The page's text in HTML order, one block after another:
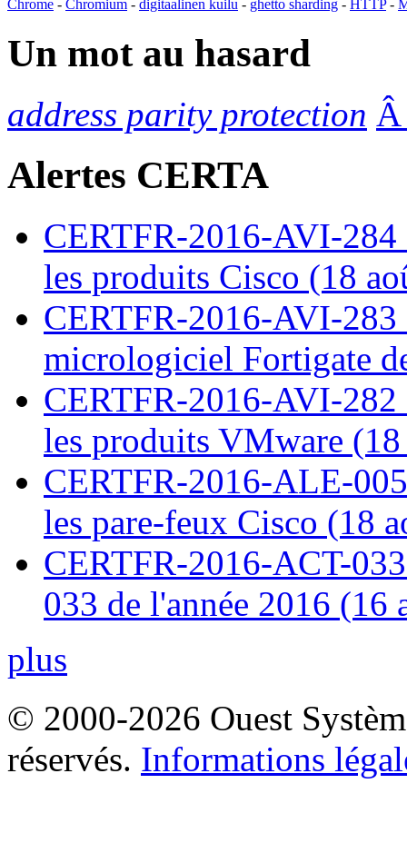
Chrome - Chromium - digitaalinen kuilu - ghetto sharding - HTTP-
Un mot au hasard
address parity protection
Alertes CERTA
CERTFR-2016-AVI-
les produits Cisco (18
CERTFR-2016-AVI-
micrologiciel Fortigate
CERTFR-2016-AVI-
les produits VMware
CERTFR-2016-ALE-
les pare-feux Cisco (18
CERTFR-2016-ACT-
033 de l'année 2016 (16
plus
© 2000-2026 Ouest
réservés. Informations